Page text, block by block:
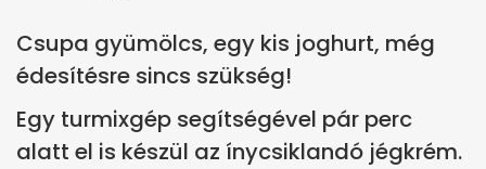
Csupa gyümölcs, egy kis joghurt, még
édesítésre sincs szükség!
Egy turmixgép segítségével pár perc
alatt el is készül az ínycsiklandó jégkrém.